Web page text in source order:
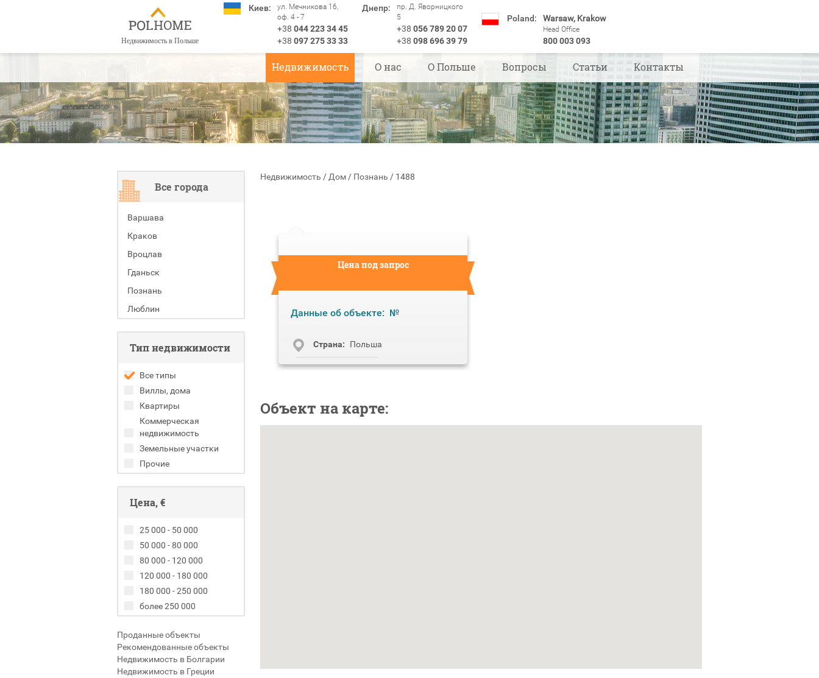
Недвижимость в Польше
Киев:
ул. Мечникова 16,
оф. 4 - 7
+38 044 223 34 45
+38 097 275 33 33
Днепр:
пр. Д. Яворницкого
5
+38 056 789 20 07
+38 098 696 39 79
Poland: Warsaw, Krakow
Head Office
800 003 093
Недвижимость О нас О Польше Вопросы Статьи Контакты
Все города
Варшава
Краков
Вроцлав
Гданьск
Познань
Люблин
Тип недвижимости
Все типы
Виллы, дома
Квартиры
Коммерческая
недвижимость
Земельные участки
Прочие
Цена, €
25 000 - 50 000
50 000 - 80 000
80 000 - 120 000
120 000 - 180 000
180 000 - 250 000
более 250 000
Проданные объекты
Рекомендованные объекты
Недвижимость в Болгарии
Недвижимость в Греции
Недвижимость / Дом / Познань / 1488
Цена под запрос
Данные об объекте: №
Cтрана: Польша
Объект на карте: